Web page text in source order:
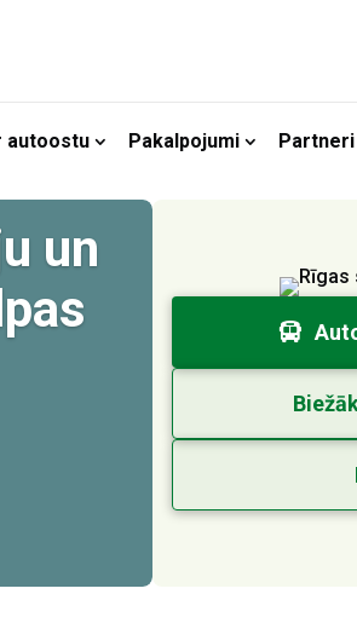
autoostu Pakalpojumi Partneri
un